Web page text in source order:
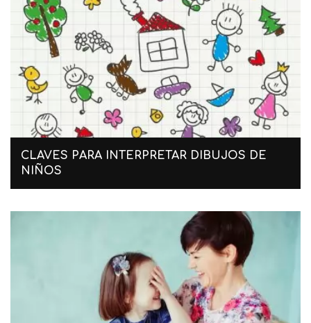
CLAVES PARA INTERPRETAR DIBUJOS DE
NIÑOS